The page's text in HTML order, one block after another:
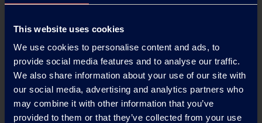
This website uses cookies
We use cookies to personalise content and ads, to
provide social media features and to analyse our traffic.
We also share information about your use of our site with
our social media, advertising and analytics partners who
may combine it with other information that you’ve
provided to them or that they’ve collected from your use
microplásticos
En Kuraray, estamos comprometidos con la
sostenibilidad. En consonancia con el
Reglamento (UE) nº 2023/2055, que
establece definiciones y define métodos de